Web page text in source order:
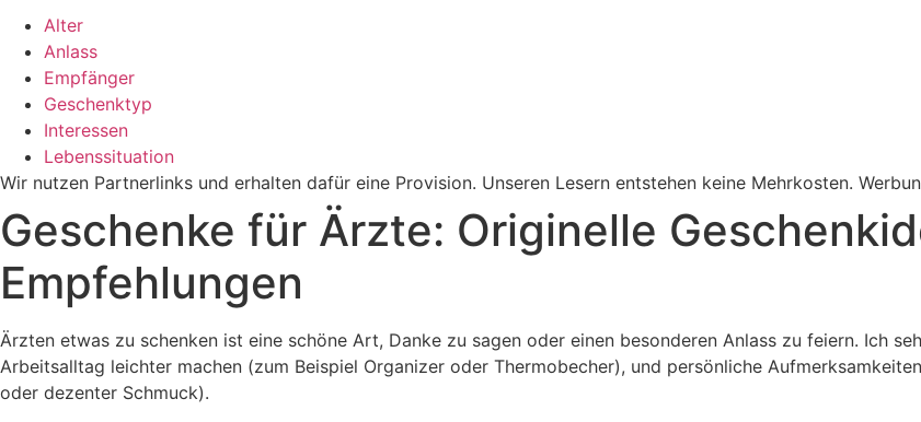
Alter
Anlass
Empfänger
Geschenktyp
Interessen
Lebenssituation
Wir nutzen Partnerlinks und erhalten dafür eine Provision. Unseren Lesern entstehen keine Mehrkosten.
Geschenke für Ärzte: Originelle
Empfehlungen
Ärzten etwas zu schenken ist eine schöne Art, Danke zu sagen oder einen besonderen Anlass zu feiern. Ich
Arbeitsalltag leichter machen (zum Beispiel Organizer oder Thermobecher), und persönliche
oder dezenter Schmuck).